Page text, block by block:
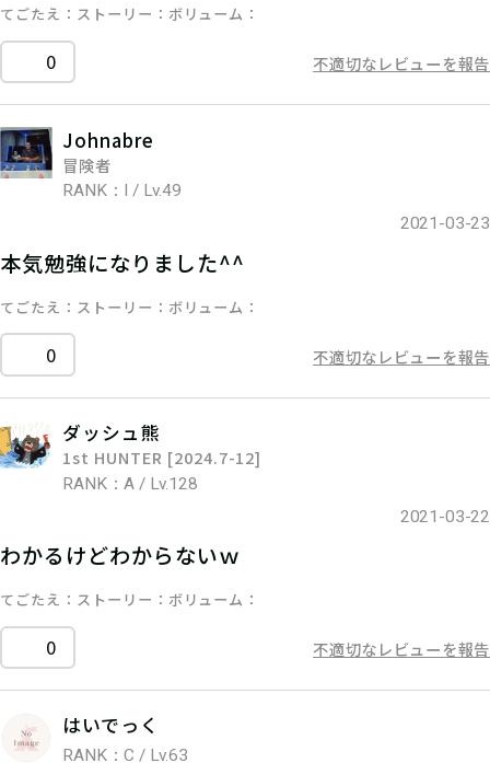
てごたえ ストーリー ボリューム
0 不適切なレビューを報告
Johnabre
冒険者
RANK：I / Lv.49
2021-03-23
本気勉強になりました^^
てごたえ ストーリー ボリューム
0 不適切なレビューを報告
ダッシュ熊
1st HUNTER [2024.7-12]
RANK：A / Lv.128
2021-03-22
わかるけどわからないｗ
てごたえ ストーリー ボリューム
0 不適切なレビューを報告
はいでっく
RANK：C / Lv.63